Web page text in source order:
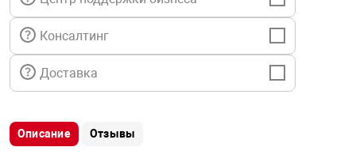
информации
техника
Консалтинг
Доставка
Описание Отзывы